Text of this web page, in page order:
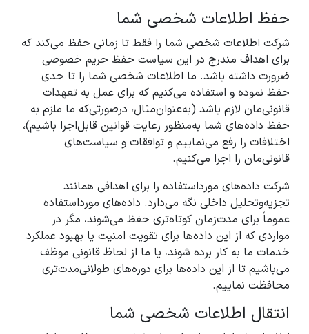
حفظ اطلاعات شخصی شما
شرکت اطلاعات شخصی شما را فقط تا زمانی حفظ می‌کند که
برای اهداف مندرج در این سیاست حفظ حریم خصوصی
ضرورت داشته باشد. ما اطلاعات شخصی شما را تا حدی
حفظ نموده و استفاده می‌کنیم که برای عمل به تعهدات
قانونی‌مان لازم باشد (به‌عنوان‌مثال، درصورتی‌که ما ملزم به
حفظ داده‌های شما به‌منظور رعایت قوانین قابل‌اجرا باشیم)،
اختلافات را رفع می‌نماییم و توافقات و سیاست‌های
قانونی‌مان را اجرا می‌کنیم.
شرکت داده‌های مورداستفاده را برای اهدافی همانند
تجزیه‌وتحلیل داخلی نگه می‌دارد. داده‌های مورداستفاده
عموماً برای مدت‌زمان کوتاه‌تری حفظ می‌شوند، مگر در
مواردی که از این داده‌ها برای تقویت امنیت یا بهبود عملکرد
خدمات ما به کار برده شوند، یا ما از لحاظ قانونی موظف
می‌باشیم تا از این داده‌ها برای دوره‌های طولانی‌مدت‌تری
محافظت نماییم.
انتقال اطلاعات شخصی شما